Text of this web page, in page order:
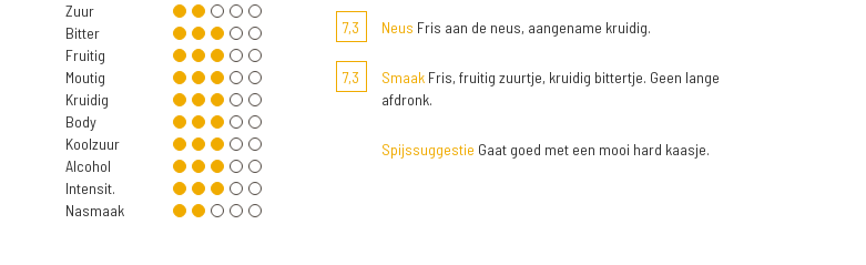
Zuur
Bitter
Fruitig
Moutig
Kruidig
Body
Koolzuur
Alcohol
Intensit.
Nasmaak
7,3 Neus Fris aan de neus, aangename kruidig.
7,3 SmaakFris, fruitig zuurtje, kruidig bittertje. Geen lange
afdronk.
Spijssuggestie Gaat goed met een mooi hard kaasje.